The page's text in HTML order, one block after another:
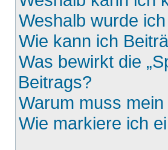
Weshalb wurde
Wie kann ich
Was bewirkt die
Beitrags?
Warum muss
Wie markiere ich